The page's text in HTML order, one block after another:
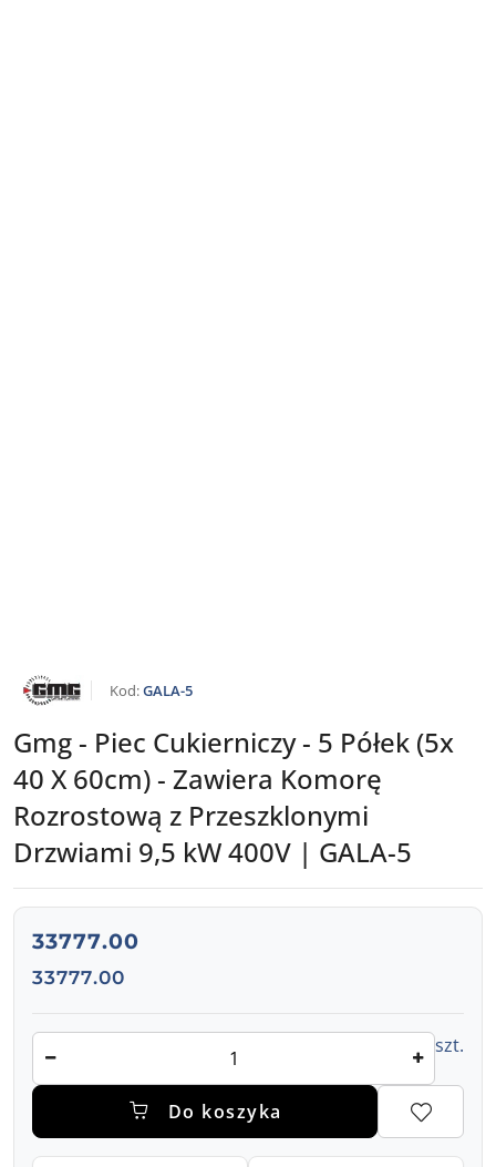
NAZWA
PRODUCENTA:
GMG
Kod:GALA-5
Gmg - Piec Cukierniczy - 5 Półek (5x
40 X 60cm) - Zawiera Komorę
Rozrostową z Przeszklonymi
Drzwiami 9,5 kW 400V | GALA-5
cena:
33777.00
Cena:
33777.00
Ilość szt.
Do koszyka